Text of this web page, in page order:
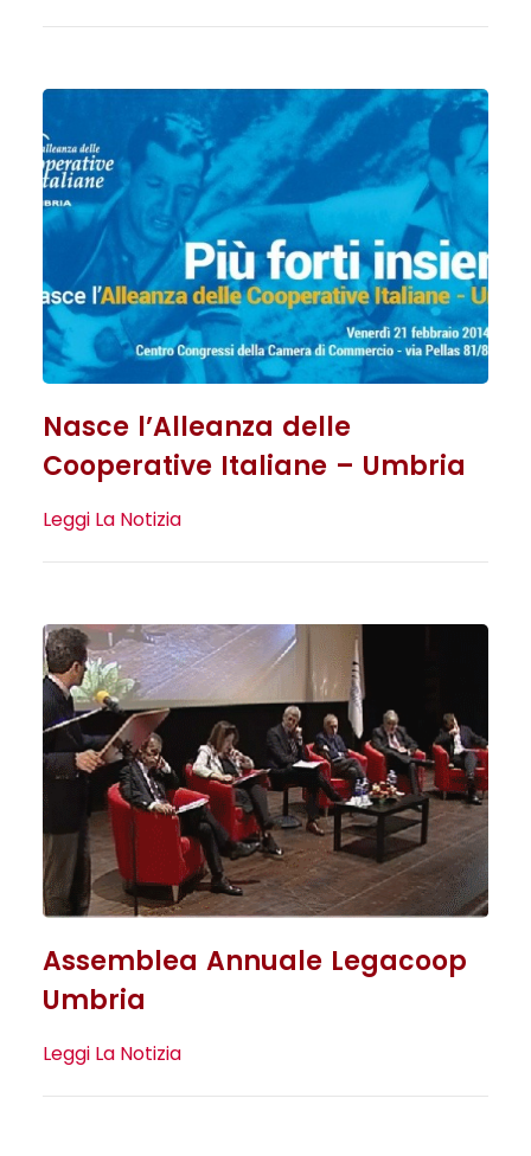
Nasce l’Alleanza delle
Cooperative Italiane – Umbria
Leggi La Notizia
Assemblea Annuale Legacoop
Umbria
Leggi La Notizia